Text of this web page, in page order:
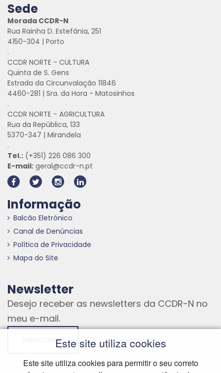
Sede
Morada CCDR-N
Rua Rainha D. Estefânia, 251
4150-304 | Porto
.
CCDR NORTE - CULTURA
Quinta de S. Gens
Estrada da Circunvalação 11846
4460-281 | Sra. da Hora - Matosinhos
.
CCDR NORTE - AGRICULTURA
Rua da República, 133
5370-347 | Mirandela
.
Tel.: (+351) 226 086 300
E-mail: geral@ccdr-n.pt
Informação
Balcão Eletrónico
Canal de Denúncias
Política de Privacidade
Mapa do Site
Newsletter
Desejo receber as newsletters da CCDR-N no
meu e-mail.
SubscreverEste site utiliza cookies
Este site utiliza cookies para permitir o seu correto